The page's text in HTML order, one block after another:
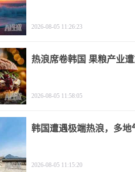
2026-08-05 11:26:23
热浪席卷韩国 果粮产业遭
2026-08-05 11:58:05
韩国遭遇极端热浪，多地
2026-08-05 11:15:20